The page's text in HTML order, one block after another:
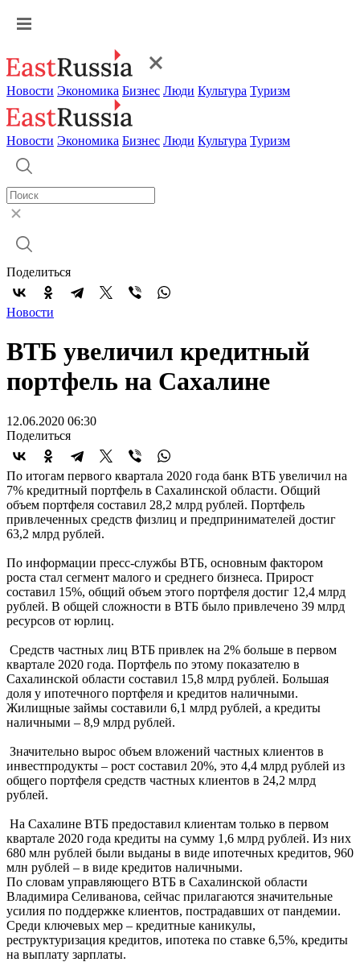
Новости Экономика Бизнес Люди Культура Туризм
Новости Экономика Бизнес Люди Культура Туризм
Поделиться
Новости
ВТБ увеличил кредитный
портфель на Сахалине
12.06.2020 06:30
Поделиться
По итогам первого квартала 2020 года банк ВТБ увеличил на
7% кредитный портфель в Сахалинской области. Общий
объем портфеля составил 28,2 млрд рублей. Портфель
привлеченных средств физлиц и предпринимателей достиг
63,2 млрд рублей.
По информации пресс-службы ВТБ, основным фактором
роста стал сегмент малого и среднего бизнеса. Прирост
составил 15%, общий объем этого портфеля достиг 12,4 млрд
рублей. В общей сложности в ВТБ было привлечено 39 млрд
ресурсов от юрлиц.
Средств частных лиц ВТБ привлек на 2% больше в первом
квартале 2020 года. Портфель по этому показателю в
Сахалинской области составил 15,8 млрд рублей. Большая
доля у ипотечного портфеля и кредитов наличными.
Жилищные займы составили 6,1 млрд рублей, а кредиты
наличными – 8,9 млрд рублей.
Значительно вырос объем вложений частных клиентов в
инвестпродукты – рост составил 20%, это 4,4 млрд рублей из
общего портфеля средств частных клиентов в 24,2 млрд
рублей.
На Сахалине ВТБ предоставил клиентам только в первом
квартале 2020 года кредиты на сумму 1,6 млрд рублей. Из них
680 млн рублей были выданы в виде ипотечных кредитов, 960
млн рублей – в виде кредитов наличными.
По словам управляющего ВТБ в Сахалинской области
Владимира Селиванова, сейчас прилагаются значительные
усилия по поддержке клиентов, пострадавших от пандемии.
Среди ключевых мер – кредитные каникулы,
реструктуризация кредитов, ипотека по ставке 6,5%, кредиты
на выплату зарплаты.